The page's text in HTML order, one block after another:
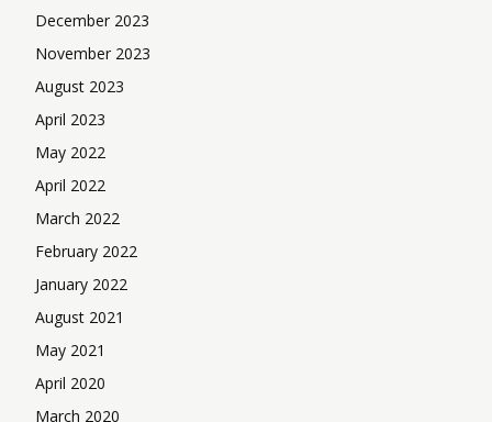
December 2023
November 2023
August 2023
April 2023
May 2022
April 2022
March 2022
February 2022
January 2022
August 2021
May 2021
April 2020
March 2020